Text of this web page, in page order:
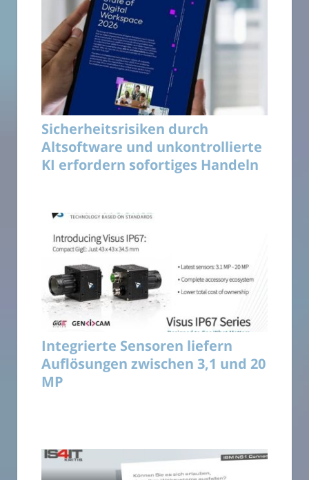
Sicherheitsrisiken durch
Altsoftware und unkontrollierte
KI erfordern sofortiges Handeln
Integrierte Sensoren liefern
Auflösungen zwischen 3,1 und 20
MP